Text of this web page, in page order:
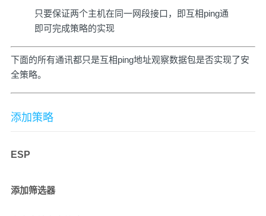
只要保证两个主机在同一网段接口，即互相ping通
即可完成策略的实现
下面的所有通讯都只是互相ping地址观察数据包是否实现了安
全策略。
添加策略
ESP
添加筛选器